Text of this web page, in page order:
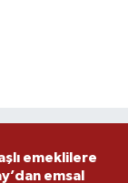
emeklilere
emsal